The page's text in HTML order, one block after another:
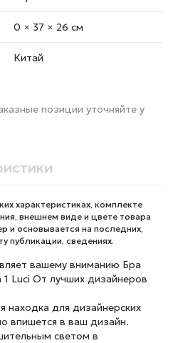
0 × 37 × 26 cм
Китай
позиции уточняйте у
характеристиках, комплекте
внешнем виде и цвете товара
и основывается на последних,
публикации, сведениях.
вашему вниманию Бра
Luci От лучших дизайнеров
находка для дизайнерских
впишется в ваш дизайн.
светом в